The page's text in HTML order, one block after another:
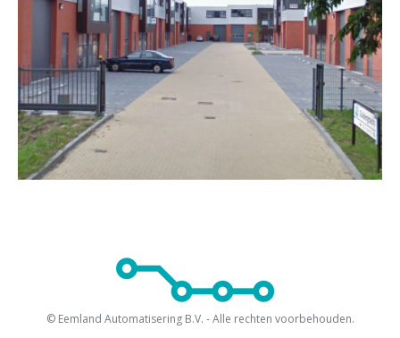
© Eemland Automatisering B.V. - Alle rechten voorbehouden.